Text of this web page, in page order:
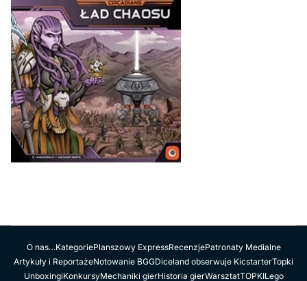
O nas…KategoriePlanszowy ExpressRecenzjePatronaty Medialne
Artykuły i ReportażeNotowanie BGGDiceland obserwuje KicstarterTopki
UnboxingiKonkursyMechaniki gierHistoria gierWarsztatTOPKILego